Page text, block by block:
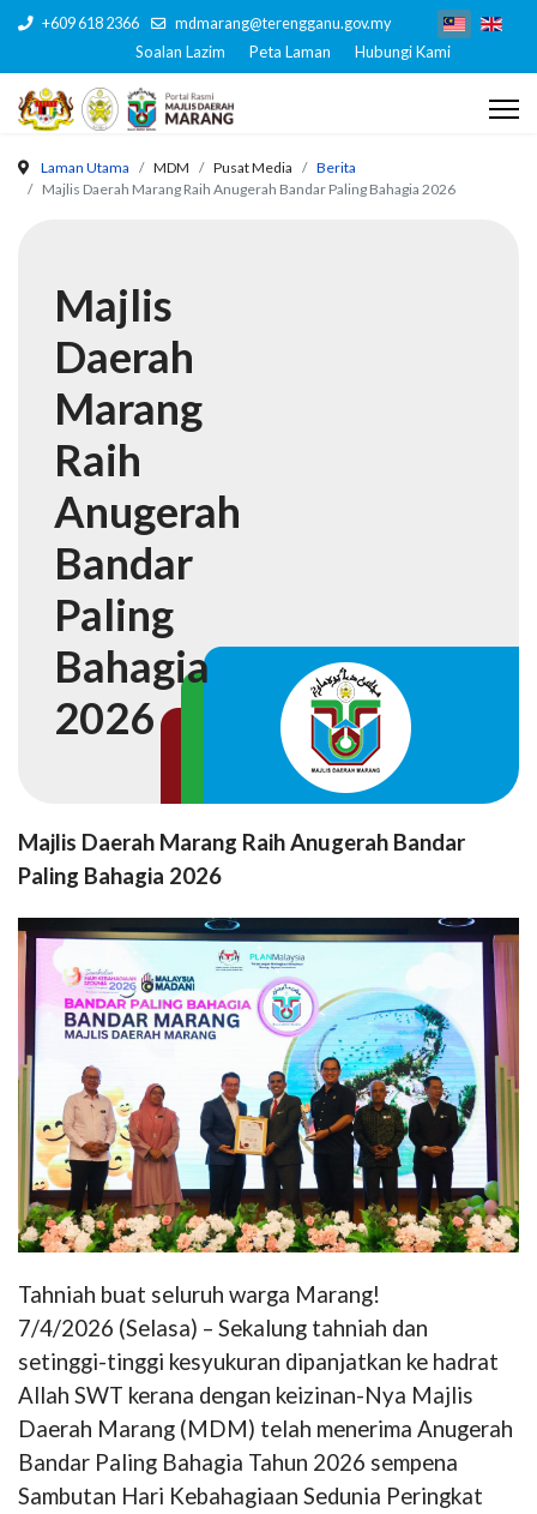
+609 618 2366 mdmarang@terengganu.gov.my
Soalan Lazim Peta Laman Hubungi Kami
Laman Utama MDM Pusat Media
Berita
Majlis Daerah Marang Raih Anugerah Bandar Paling Bahagia 2026
Majlis
Daerah
Marang
Raih
Anugerah
Bandar
Paling
Bahagia
2026
Majlis Daerah Marang Raih Anugerah Bandar
Paling Bahagia 2026
Tahniah buat seluruh warga Marang!
7/4/2026 (Selasa) – Sekalung tahniah dan
setinggi-tinggi kesyukuran dipanjatkan ke hadrat
Allah SWT kerana dengan keizinan-Nya Majlis
Daerah Marang (MDM) telah menerima Anugerah
Bandar Paling Bahagia Tahun 2026 sempena
Sambutan Hari Kebahagiaan Sedunia Peringkat